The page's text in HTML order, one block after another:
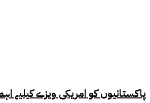
پاکستانیوں کو امریکی ویزے کیلیے